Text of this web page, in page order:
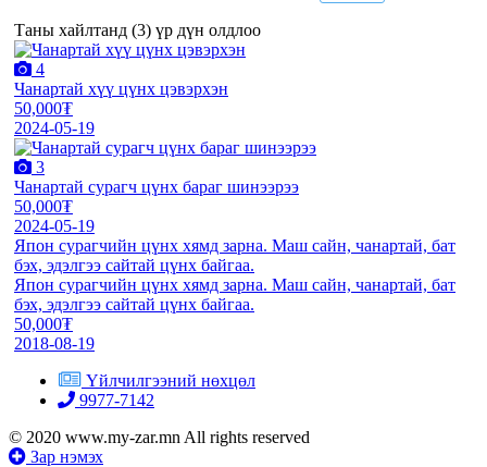
Таны хайлтанд (3) үр дүн олдлоо
4
Чанартай хүү цүнх цэвэрхэн
50,000₮
2024-05-19
3
Чанартай сурагч цүнх бараг шинээрээ
50,000₮
2024-05-19
Япон сурагчийн цүнх хямд зарна. Маш сайн, чанартай, бат
бэх, эдэлгээ сайтай цүнх байгаа.
Япон сурагчийн цүнх хямд зарна. Маш сайн, чанартай, бат
бэх, эдэлгээ сайтай цүнх байгаа.
50,000₮
2018-08-19
Үйлчилгээний нөхцөл
9977-7142
© 2020 www.my-zar.mn All rights reserved
Зар нэмэх